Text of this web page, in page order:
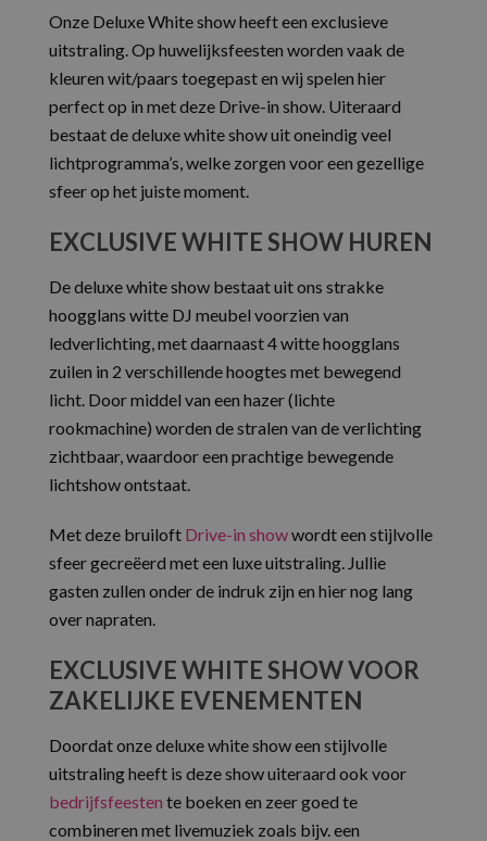
Onze Deluxe White show heeft een exclusieve
uitstraling. Op huwelijksfeesten worden vaak de
kleuren wit/paars toegepast en wij spelen hier
perfect op in met deze Drive-in show. Uiteraard
bestaat de deluxe white show uit oneindig veel
lichtprogramma’s, welke zorgen voor een gezellige
sfeer op het juiste moment.
EXCLUSIVE WHITE SHOW HUREN
De deluxe white show bestaat uit ons strakke
hoogglans witte DJ meubel voorzien van
ledverlichting, met daarnaast 4 witte hoogglans
zuilen in 2 verschillende hoogtes met bewegend
licht. Door middel van een hazer (lichte
rookmachine) worden de stralen van de verlichting
zichtbaar, waardoor een prachtige bewegende
lichtshow ontstaat.
Met deze bruiloft Drive-in showwordt een stijlvolle
sfeer gecreëerd met een luxe uitstraling. Jullie
gasten zullen onder de indruk zijn en hier nog lang
over napraten.
EXCLUSIVE WHITE SHOW VOOR
ZAKELIJKE EVENEMENTEN
Doordat onze deluxe white show een stijlvolle
uitstraling heeft is deze show uiteraard ook voor
bedrijfsfeesten te boeken en zeer goed te
combineren met livemuziek zoals bijv. een